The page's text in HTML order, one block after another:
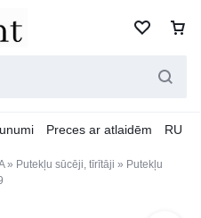
Preces ar atlaidēm RU
» Putekļu sūcēji, tīrītāji » Putekļu